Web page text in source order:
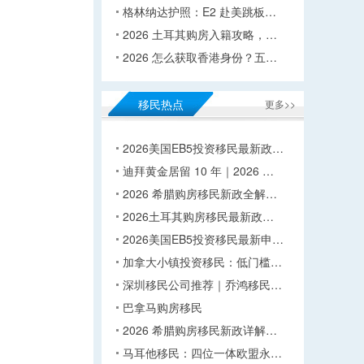
格林纳达护照：E2 赴美跳板…
2026 土耳其购房入籍攻略，…
2026 怎么获取香港身份？五…
更多>>
移民热点
2026美国EB5投资移民最新政…
迪拜黄金居留 10 年｜2026 …
2026 希腊购房移民新政全解…
2026土耳其购房移民最新政…
2026美国EB5投资移民最新申…
加拿大小镇投资移民：低门槛…
深圳移民公司推荐｜乔鸿移民…
巴拿马购房移民
2026 希腊购房移民新政详解…
马耳他移民：四位一体欧盟永…